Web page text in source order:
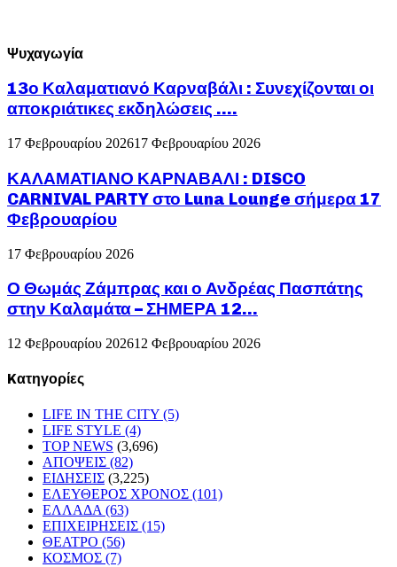
Ψυχαγωγία
13ο Καλαματιανό Καρναβάλι : Συνεχίζονται οι
αποκριάτικες εκδηλώσεις ….
17 Φεβρουαρίου 202617 Φεβρουαρίου 2026
ΚΑΛΑΜΑΤΙΑΝΟ ΚΑΡΝΑΒΑΛΙ : DISCO
CARNIVAL PARTY στο Luna Lounge σήμερα 17
Φεβρουαρίου
17 Φεβρουαρίου 2026
Ο Θωμάς Ζάμπρας και ο Ανδρέας Πασπάτης
στην Καλαμάτα – ΣΗΜΕΡΑ 12...
12 Φεβρουαρίου 202612 Φεβρουαρίου 2026
Kατηγορίες
LIFE IN THE CITY (5)
LIFE STYLE (4)
TOP NEWS (3,696)
ΑΠΟΨΕΙΣ (82)
ΕΙΔΗΣΕΙΣ (3,225)
ΕΛΕΥΘΕΡΟΣ ΧΡΟΝΟΣ (101)
ΕΛΛΑΔΑ (63)
ΕΠΙΧΕΙΡΗΣΕΙΣ (15)
ΘΕΑΤΡΟ (56)
ΚΟΣΜΟΣ (7)